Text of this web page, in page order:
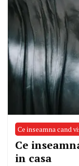
Ce inseamna cand
Ce
in casa